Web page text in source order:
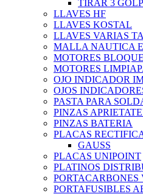
TIRAR 3
LLAVES HF
LLAVES KOSTAL
LLAVES VARIAS
MALLA NAUTICA
MOTORES
MOTORES
OJO INDICADOR
OJOS
PASTA PARA
PINZAS
PINZAS BATERIA
PLACAS
GAUSS
PLACAS UNIPOINT
PLATINOS
PORTACARBONES
PORTAFUSIBLES